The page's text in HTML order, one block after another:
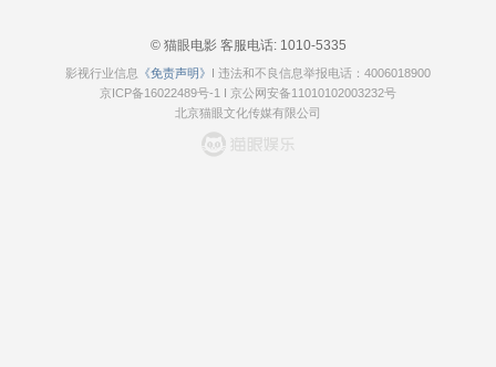
© 猫眼电影 客服电话:1010-5335
影视行业信息 《免责声明》 I 违法和不良信息举报电话：4006018900
京ICP备16022489号-1 I 京公网安备11010102003232号
北京猫眼文化传媒有限公司